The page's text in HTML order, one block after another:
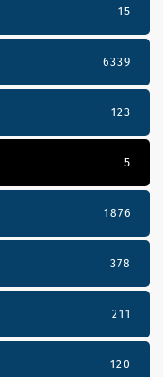
15
6339
123
5
1876
378
211
120